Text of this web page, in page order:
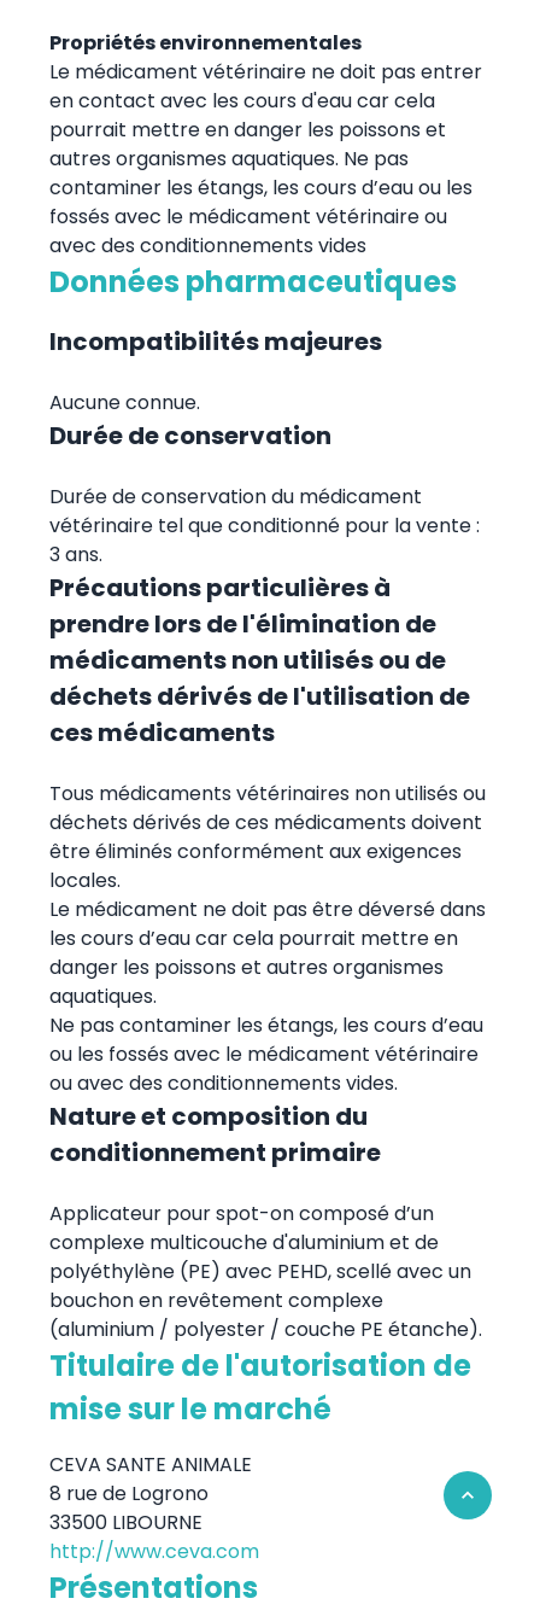
Propriétés environnementales
Le médicament vétérinaire ne doit pas entrer
en contact avec les cours d'eau car cela
pourrait mettre en danger les poissons et
autres organismes aquatiques. Ne pas
contaminer les étangs, les cours d’eau ou les
fossés avec le médicament vétérinaire ou
avec des conditionnements vides
Données pharmaceutiques
Incompatibilités majeures
Aucune connue.
Durée de conservation
Durée de conservation du médicament
vétérinaire tel que conditionné pour la vente :
3 ans.
Précautions particulières à
prendre lors de l'élimination de
médicaments non utilisés ou de
déchets dérivés de l'utilisation de
ces médicaments
Tous médicaments vétérinaires non utilisés ou
déchets dérivés de ces médicaments doivent
être éliminés conformément aux exigences
locales.
Le médicament ne doit pas être déversé dans
les cours d’eau car cela pourrait mettre en
danger les poissons et autres organismes
aquatiques.
Ne pas contaminer les étangs, les cours d’eau
ou les fossés avec le médicament vétérinaire
ou avec des conditionnements vides.
Nature et composition du
conditionnement primaire
Applicateur pour spot-on composé d’un
complexe multicouche d'aluminium et de
polyéthylène (PE) avec PEHD, scellé avec un
bouchon en revêtement complexe
(aluminium / polyester / couche PE étanche).
Titulaire de l'autorisation de
mise sur le marché
CEVA SANTE ANIMALE
8 rue de Logrono
33500 LIBOURNE
http://www.ceva.com
Présentations
Retour